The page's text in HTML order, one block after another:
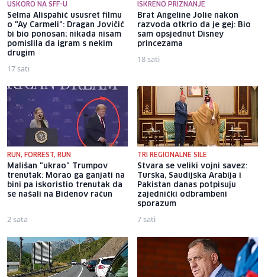
USKORO NA SFF-U
Selma Alispahić ususret filmu
o "Ay Carmeli": Dragan Jovičić
bi bio ponosan; nikada nisam
pomislila da igram s nekim
drugim
17 sati
ISKRENO PRIZNANJE
Brat Angeline Jolie nakon
razvoda otkrio da je gej: Bio
sam opsjednut Disney
princezama
18 sati
RUN, FORREST, RUN
Mališan "ukrao" Trumpov
trenutak: Morao ga ganjati na
bini pa iskoristio trenutak da
se našali na Bidenov račun
2 sata
TRI REGIONALNE SILE
Stvara se veliki vojni savez:
Turska, Saudijska Arabija i
Pakistan danas potpisuju
zajednički odbrambeni
sporazum
7 sati